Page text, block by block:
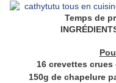
Temps de
16 crevettes
150g de chapelure